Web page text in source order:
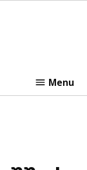
Menu